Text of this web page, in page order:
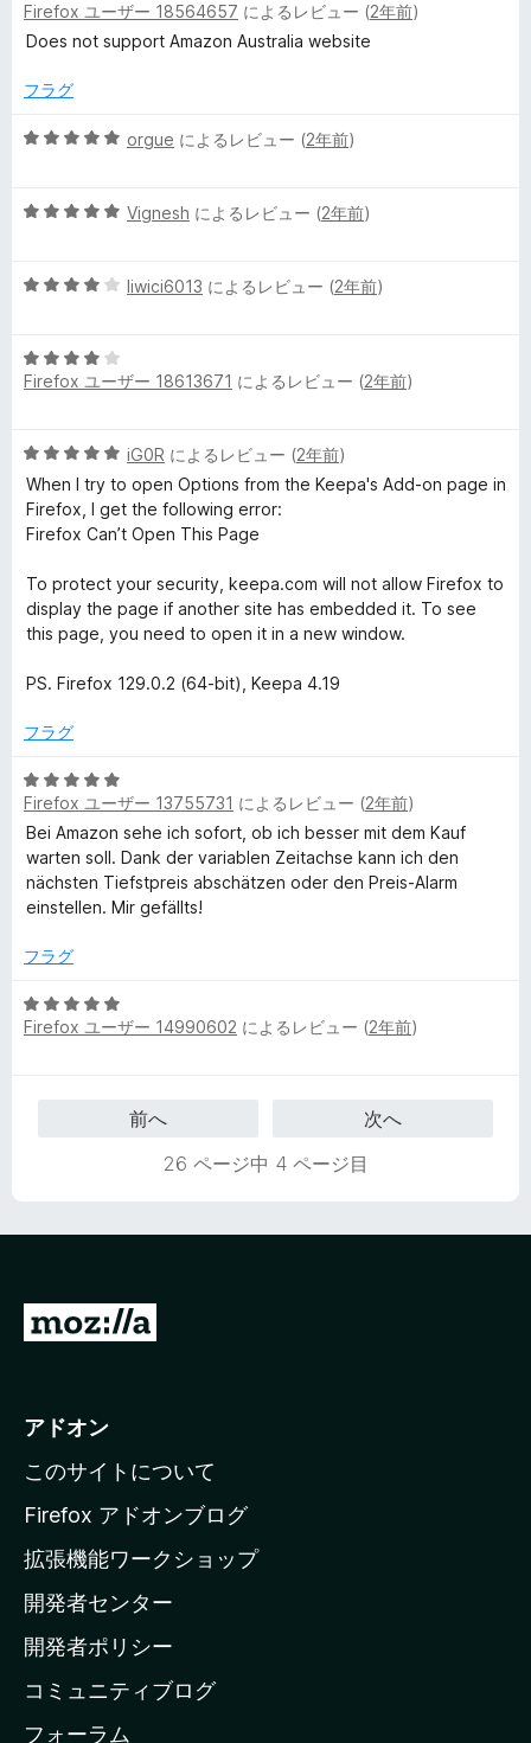
段
階
1
評
Firefox ユーザー 18564657 によるレビュー (2年前)
Does not support Amazon Australia website
フラグ
5
中
評
orgue によるレビュー (2年前)
5
中
評
価
Vignesh によるレビュー (2年前)
5
中
4
価
liwici6013 によるレビュー (2年前)
5
段
4
の
評
価
Firefox ユーザー 18613671 によるレビュー (2年前)
5
段
階
中
の
評
価
iG0R によるレビュー (2年前)
When I try to open Options from the Keepa's Add-on page in
Firefox, I get the following error:
Firefox Can’t Open This Page
To protect your security, keepa.com will not allow Firefox to
display the page if another site has embedded it. To see
this page, you need to open it in a new window.
PS. Firefox 129.0.2 (64-bit), Keepa 4.19
フラグ
5
段
階
中
5
の
価
Firefox ユーザー 13755731 によるレビュー (2年前)
Bei Amazon sehe ich sofort, ob ich besser mit dem Kauf
warten soll. Dank der variablen Zeitachse kann ich den
nächsten Tiefstpreis abschätzen oder den Preis-Alarm
einstellen. Mir gefällts!
フラグ
5
段
Firefox ユーザー 14990602 によるレビュー (2年前)
前へ
次へ
26 ページ中 4 ページ目
M
i
l
a
ホ
ー
ム
ー
ジ
アドオン
このサイトについて
Firefox アドオンブログ
拡張機能ワークショップ
開発者センター
開発者ポリシー
コミュニティブログ
フォーラム